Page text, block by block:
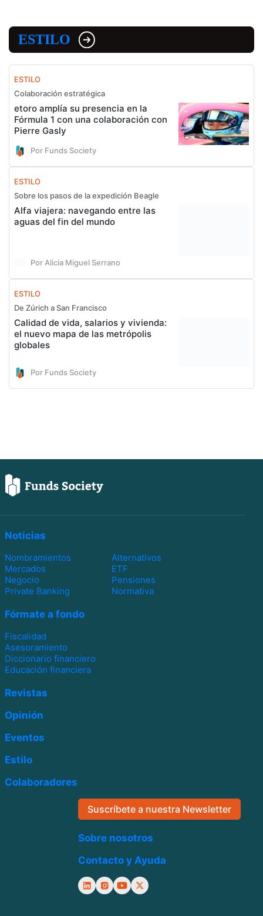
ESTILO
ESTILO
Colaboración estratégica
etoro amplía su presencia en la
Fórmula 1 con una colaboración con
Pierre Gasly
Por Funds Society
ESTILO
Sobre los pasos de la expedición Beagle
Alfa viajera: navegando entre las
aguas del fin del mundo
Por Alicia Miguel Serrano
ESTILO
De Zúrich a San Francisco
Calidad de vida, salarios y vivienda:
el nuevo mapa de las metrópolis
globales
Por Funds Society
Noticias
Nombramientos
Alternativos
Mercados
ETF
Negocio
Pensiones
Private Banking
Normativa
Fórmate a fondo
Fiscalidad
Asesoramiento
Diccionario financiero
Educación financiera
Revistas
Opinión
Eventos
Estilo
Colaboradores
Suscríbete a nuestra Newsletter
Sobre nosotros
Contacto y Ayuda